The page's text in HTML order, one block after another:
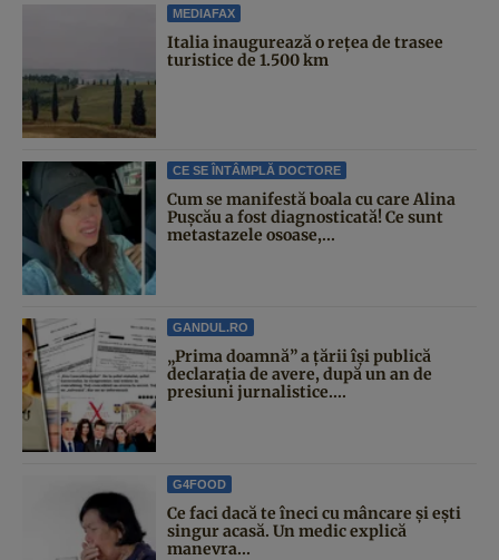
MEDIAFAX
Italia inaugurează o rețea de trasee
turistice de 1.500 km
CE SE ÎNTÂMPLĂ DOCTORE
Cum se manifestă boala cu care Alina
Pușcău a fost diagnosticată! Ce sunt
metastazele osoase,...
GANDUL.RO
„Prima doamnă” a țării își publică
declarația de avere, după un an de
presiuni jurnalistice....
G4FOOD
Ce faci dacă te îneci cu mâncare și ești
singur acasă. Un medic explică
manevra...